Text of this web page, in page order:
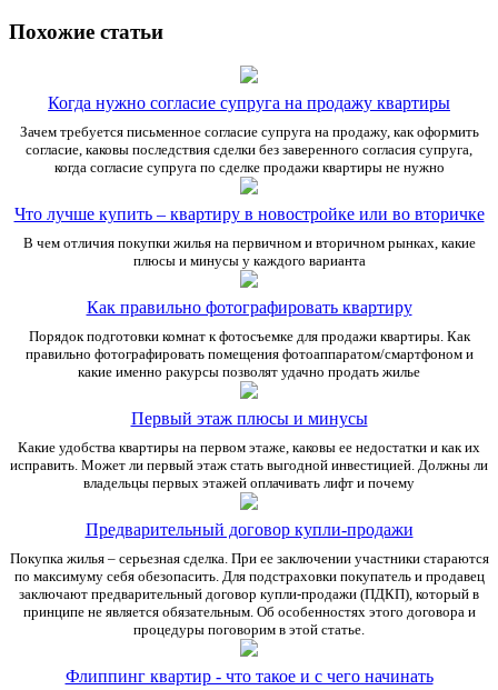
Похожие статьи
Когда нужно согласие супруга на продажу квартиры
Зачем требуется письменное согласие супруга на продажу, как оформить
согласие, каковы последствия сделки без заверенного согласия супруга,
когда согласие супруга по сделке продажи квартиры не нужно
Что лучше купить – квартиру в новостройке или во вторичке
В чем отличия покупки жилья на первичном и вторичном рынках, какие
плюсы и минусы у каждого варианта
Как правильно фотографировать квартиру
Порядок подготовки комнат к фотосъемке для продажи квартиры. Как
правильно фотографировать помещения фотоаппаратом/смартфоном и
какие именно ракурсы позволят удачно продать жилье
Первый этаж плюсы и минусы
Какие удобства квартиры на первом этаже, каковы ее недостатки и как их
исправить. Может ли первый этаж стать выгодной инвестицией. Должны ли
владельцы первых этажей оплачивать лифт и почему
Предварительный договор купли-продажи
Покупка жилья – серьезная сделка. При ее заключении участники стараются
по максимуму себя обезопасить. Для подстраховки покупатель и продавец
заключают предварительный договор купли-продажи (ПДКП), который в
принципе не является обязательным. Об особенностях этого договора и
процедуры поговорим в этой статье.
Флиппинг квартир - что такое и с чего начинать